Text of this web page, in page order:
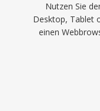
Nutzen Sie
Desktop, Tablet
einen